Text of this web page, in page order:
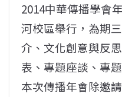
2014中華傳播學會
河校區舉行，為期
介、文化創意與反
表、專題座談、專
本次傳播年會除邀